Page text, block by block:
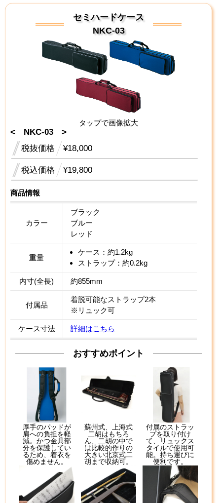
セミハードケース
NKC-03
タップで画像拡大
< NKC-03 >
税抜価格
¥18,000
税込価格 ¥19,800
商品情報
カラー
ブラック
ブルー
レッド
重量
ケース：約1.2kg
ストラップ：約0.2kg
内寸(全長) 約855mm
付属品
着脱可能なストラップ2本
※リュック可
ケース寸法 詳細はこちら
おすすめポイント
厚手のパッドが
肩への負担を軽
減。かつ金具部
分を保護してい
るため、着衣を
傷めません。
蘇州式、上海式
二胡はもちろ
ん、二胡の中で
は比較的作りの
大きい北京式二
胡まで収納可。
付属のストラッ
プを取り付け
て、リュックス
タイルで使用可
能。持ち運びに
便利です。